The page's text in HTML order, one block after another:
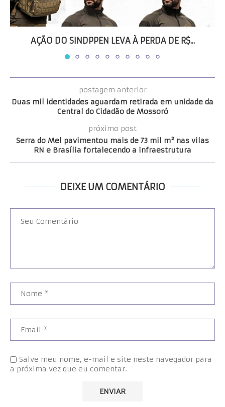
AÇÃO DO SINDPPEN LEVA À PERDA DE R$...
postagem anterior
Duas mil identidades aguardam retirada em unidade da
Central do Cidadão de Mossoró
próximo post
Serra do Mel pavimentou mais de 73 mil m² nas vilas
RN e Brasília fortalecendo a infraestrutura
DEIXE UM COMENTÁRIO
Salve meu nome, e-mail e site neste navegador para
a próxima vez que eu comentar.